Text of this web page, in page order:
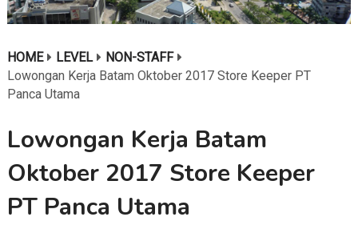
HOME LEVEL
NON-STAFF
Lowongan Kerja Batam Oktober 2017 Store Keeper PT
Panca Utama
Lowongan Kerja Batam
Oktober 2017 Store Keeper
PT Panca Utama